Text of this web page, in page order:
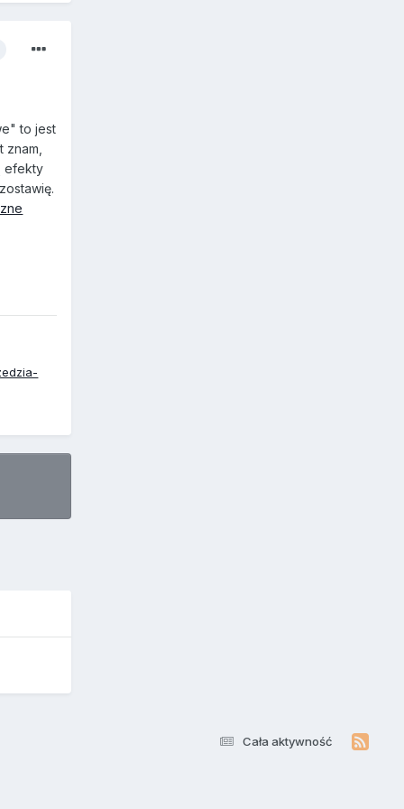
to jest
efekty
Cała aktywność